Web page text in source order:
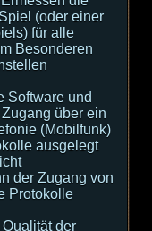
(oder einer
für alle
Besonderen
Software und
über ein
(Mobilfunk)
ausgelegt
der Zugang von
Protokolle
der